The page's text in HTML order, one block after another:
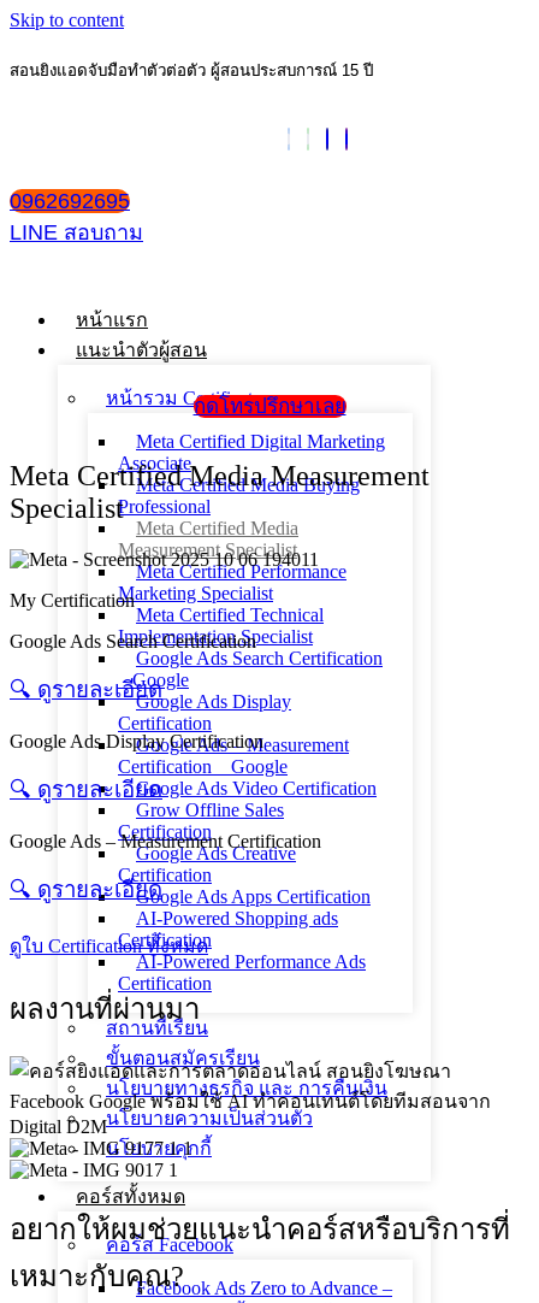
Skip to content
สอนยิงแอดจับมือทำตัวต่อตัว ผู้สอนประสบการณ์ 15 ปี
0962692695
LINE สอบถาม
หน้าแรก
แนะนำตัวผู้สอน
หน้ารวม Certificate
Meta Certified Digital Marketing
Associate
Meta Certified Media Buying
Professional
Meta Certified Media
Measurement Specialist
Meta Certified Performance
Marketing Specialist
Meta Certified Technical
Implementation Specialist
Google Ads Search Certification
_ Google
Google Ads Display
Certification
Google Ads – Measurement
Certification _ Google
Google Ads Video Certification
Grow Offline Sales
Certification
Google Ads Creative
Certification
Google Ads Apps Certification
AI-Powered Shopping ads
Certification
AI-Powered Performance Ads
Certification
สถานที่เรียน
ขั้นตอนสมัครเรียน
นโยบายทางธุรกิจ และ การคืนเงิน
นโยบายความเป็นส่วนตัว
นโยบายคุกกี้
คอร์สทั้งหมด
คอร์ส Facebook
Facebook Ads Zero to Advance –
กดโทรปรึกษาเลย
Meta Certified Media Measurement
Specialist
My Certification
Google Ads Search Certification
🔍︎ ดูรายละเอียด
Google Ads Display Certification
🔍︎ ดูรายละเอียด
Google Ads – Measurement Certification
🔍︎ ดูรายละเอียด
ดูใบ Certification ทั้งหมด
ผลงานที่ผ่านมา
อยากให้ผมช่วยแนะนำคอร์สหรือบริการที่
เหมาะกับคุณ?